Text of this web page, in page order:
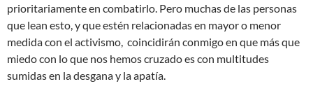
prioritariamente en combatirlo. Pero muchas de las personas
que lean esto, y que estén relacionadas en mayor o menor
medida con el activismo, coincidirán conmigo en que más que
miedo con lo que nos hemos cruzado es con multitudes
sumidas en la desgana y la apatía.